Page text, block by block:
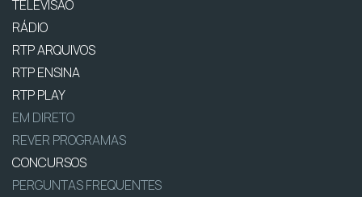
TELEVISÃO
RÁDIO
RTP ARQUIVOS
RTP ENSINA
RTP PLAY
EM DIRETO
REVER PROGRAMAS
CONCURSOS
PERGUNTAS FREQUENTES